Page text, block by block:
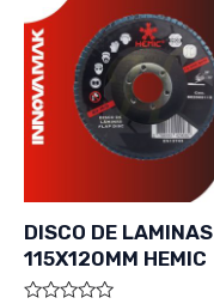
DISCO DE LAMINAS
115X120MM HEMIC